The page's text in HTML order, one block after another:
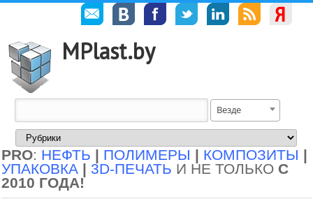
MPlast.by
Везде
PRO: НЕФТЬ | ПОЛИМЕРЫ | КОМПОЗИТЫ |
УПАКОВКА | 3D-ПЕЧАТЬ И НЕ ТОЛЬКО С
2010 ГОДА!